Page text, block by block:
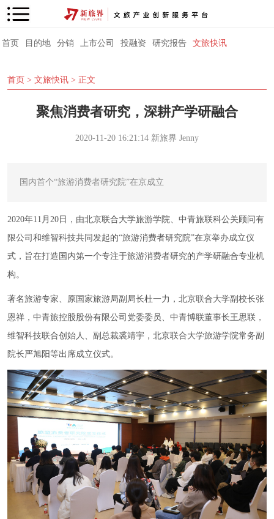
首页 目的地 分销 上市公司 投融资 研究报告 文旅快讯
首页 > 文旅快讯 > 正文
聚焦消费者研究，深耕产学研融合
2020-11-20 16:21:14 新旅界 Jenny
国内首个“旅游消费者研究院”在京成立
2020年11月20日，由北京联合大学旅游学院、中青旅联科公关顾问有
限公司和维智科技共同发起的“旅游消费者研究院”在京举办成立仪
式，旨在打造国内第一个专注于旅游消费者研究的产学研融合专业机
构。
著名旅游专家、原国家旅游局副局长杜一力，北京联合大学副校长张
恩祥，中青旅控股股份有限公司党委委员、中青博联董事长王思联，
维智科技联合创始人、副总裁裘靖宇，北京联合大学旅游学院常务副
院长严旭阳等出席成立仪式。